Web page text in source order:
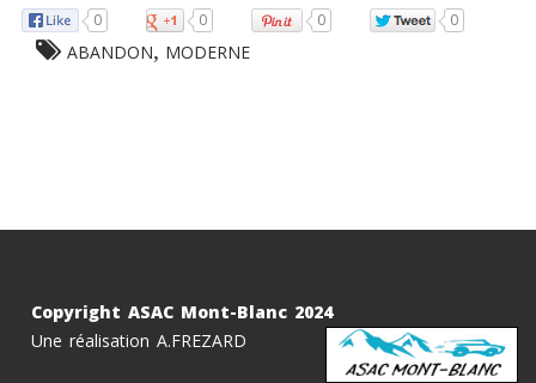
0 0 0 0
ABANDON, MODERNE
Copyright ASAC Mont-Blanc 2024
Une réalisation A.FREZARD